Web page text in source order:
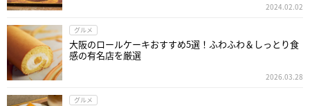
2024.02.02
グルメ
大阪のロールケーキおすすめ5選！ふわふわ＆しっとり食
感の有名店を厳選
2026.03.28
グルメ